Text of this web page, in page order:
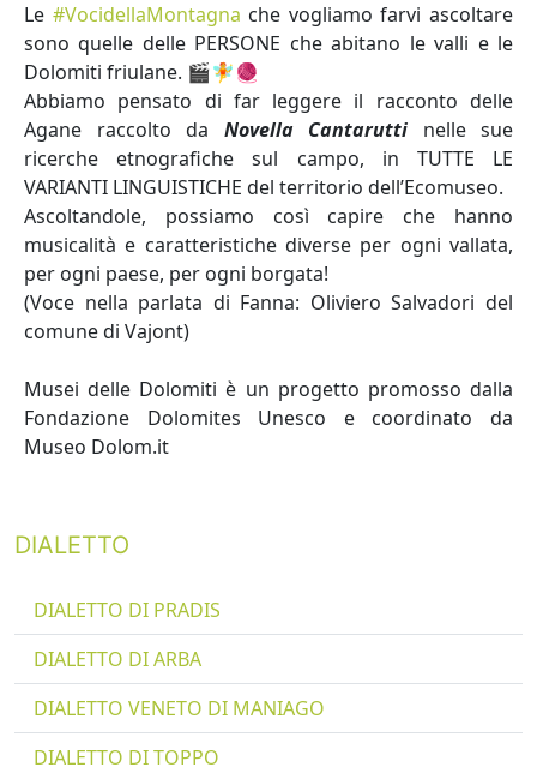
Le #VocidellaMontagna che vogliamo farvi ascoltare
sono quelle delle PERSONE che abitano le valli e le
Dolomiti friulane. 🎬🧚🧶
Abbiamo pensato di far leggere il racconto delle
Agane raccolto da Novella Cantarutti nelle sue
ricerche etnografiche sul campo, in TUTTE LE
VARIANTI LINGUISTICHE del territorio dell’Ecomuseo.
Ascoltandole, possiamo così capire che hanno
musicalità e caratteristiche diverse per ogni vallata,
per ogni paese, per ogni borgata!
(Voce nella parlata di Fanna: Oliviero Salvadori del
comune di Vajont)
Musei delle Dolomiti è un progetto promosso dalla
Fondazione Dolomites Unesco e coordinato da
Museo Dolom.it
DIALETTO
DIALETTO DI PRADIS
DIALETTO DI ARBA
DIALETTO VENETO DI MANIAGO
DIALETTO DI TOPPO